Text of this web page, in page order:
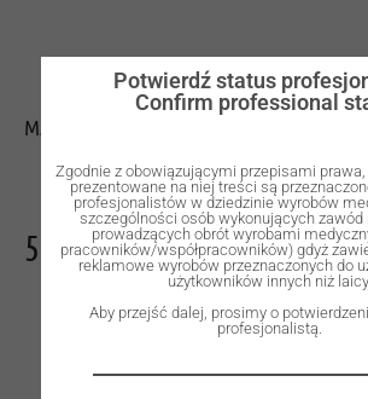
MAGNUM HYPERONE – DISC CUT
511,00zł
Potwierdź status
Confirm professional
Zgodnie z obowiązującymi przepisami
prezentowane na niej treści są
profesjonalistów w dziedzinie wyrobów
szczególności osób wykonujących zawód
prowadzących obrót wyrobami
pracowników/współpracowników) gdyż
reklamowe wyrobów przeznaczonych do
użytkowników innych niż
Aby przejść dalej, prosimy o
profesjonalistą.